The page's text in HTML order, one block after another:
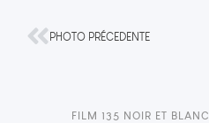
PHOTO PRÉCEDENTE
FILM 135 NOIR ET BLANC